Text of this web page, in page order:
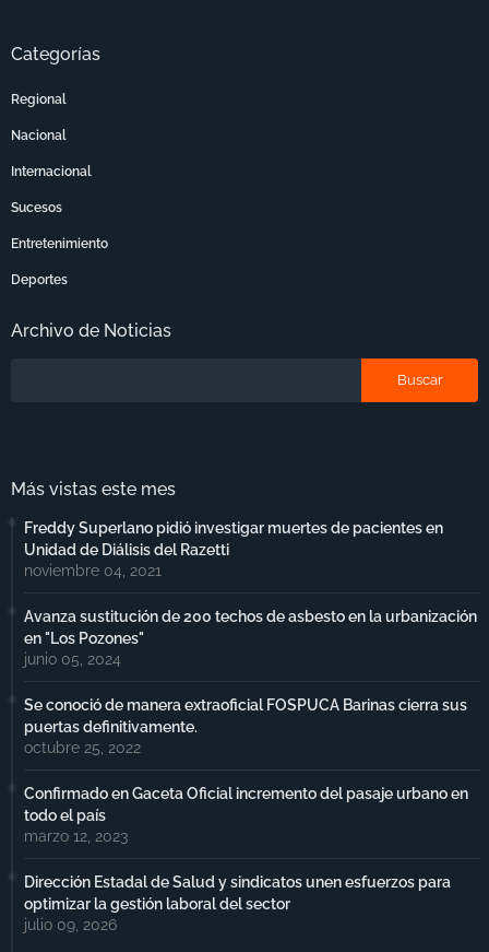
Categorías
Regional
Nacional
Internacional
Sucesos
Entretenimiento
Deportes
Archivo de Noticias
Más vistas este mes
Freddy Superlano pidió investigar muertes de pacientes en
Unidad de Diálisis del Razetti
noviembre 04, 2021
Avanza sustitución de 200 techos de asbesto en la urbanización
en "Los Pozones"
junio 05, 2024
Se conoció de manera extraoficial FOSPUCA Barinas cierra sus
puertas definitivamente.
octubre 25, 2022
Confirmado en Gaceta Oficial incremento del pasaje urbano en
todo el país
marzo 12, 2023
Dirección Estadal de Salud y sindicatos unen esfuerzos para
optimizar la gestión laboral del sector
julio 09, 2026